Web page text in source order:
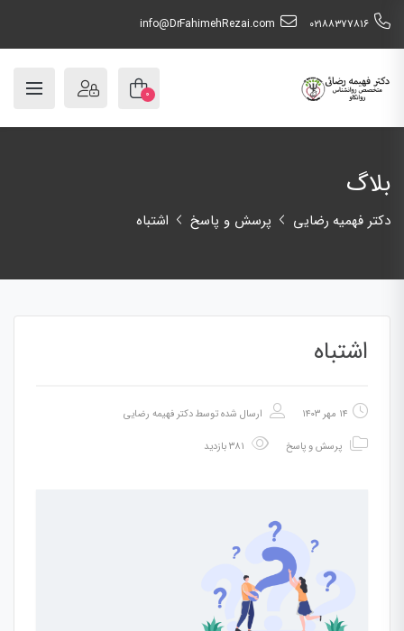
٠٢١٨٨٣٧٧٨١٦ info@DrFahimehRezai.com
۰
بلاگ
دکتر فهمیه رضایی پرسش و پاسخ اشتباه
اشتباه
۱۴ مهر ۱۴۰۳ ارسال شده توسطدکتر فهیمه رضایی
پرسش و پاسخ